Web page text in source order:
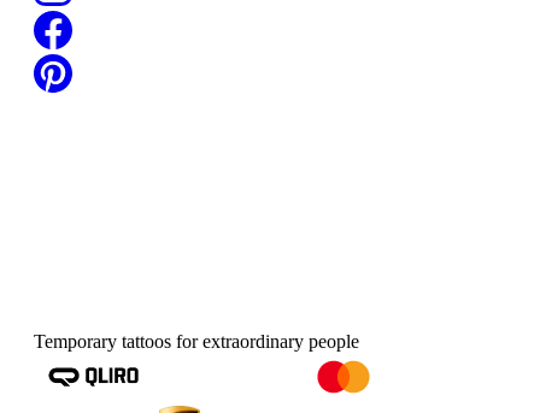
Temporary tattoos for extraordinary people